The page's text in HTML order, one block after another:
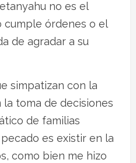
no es el
cumple órdenes o el
de agradar a su
simpatizan con la
toma de decisiones
de familias
es existir en la
como bien me hizo